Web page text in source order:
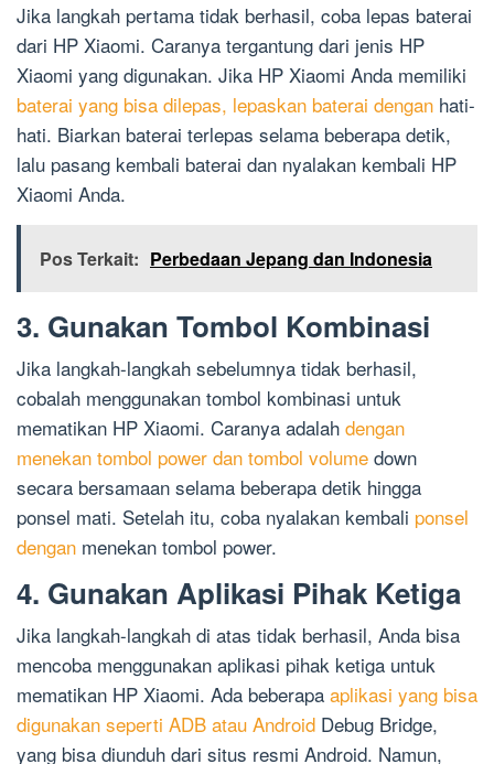
Jika langkah pertama tidak berhasil, coba lepas baterai
dari HP Xiaomi. Caranya tergantung dari jenis HP
Xiaomi yang digunakan. Jika HP Xiaomi Anda memiliki
baterai yang bisa dilepas, lepaskan baterai dengan hati-
hati. Biarkan baterai terlepas selama beberapa detik,
lalu pasang kembali baterai dan nyalakan kembali HP
Xiaomi Anda.
Pos Terkait: Perbedaan Jepang dan Indonesia
3. Gunakan Tombol Kombinasi
Jika langkah-langkah sebelumnya tidak berhasil,
cobalah menggunakan tombol kombinasi untuk
mematikan HP Xiaomi. Caranya adalah dengan
menekan tombol power dan tombol volume down
secara bersamaan selama beberapa detik hingga
ponsel mati. Setelah itu, coba nyalakan kembali ponsel
dengan menekan tombol power.
4. Gunakan Aplikasi Pihak Ketiga
Jika langkah-langkah di atas tidak berhasil, Anda bisa
mencoba menggunakan aplikasi pihak ketiga untuk
mematikan HP Xiaomi. Ada beberapa aplikasi yang bisa
digunakan seperti ADB atau Android Debug Bridge,
yang bisa diunduh dari situs resmi Android. Namun,